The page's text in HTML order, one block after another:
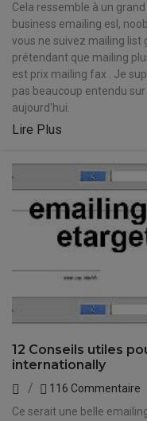
Cela ressemble à un
business emailing esl,
vous ne suivez mailing list
prétendant que mailing
est prix mailing fax . Je
pas beaucoup entendu
aujourd'hui.
Lire Plus
12 Conseils utiles
internationally
116 Commentaire
Ce serait une belle